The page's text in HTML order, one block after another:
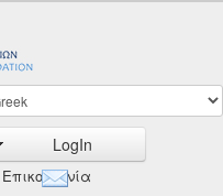
LogIn
Επικοινωνία